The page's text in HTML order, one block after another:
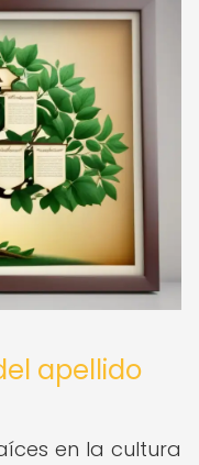
apellido
en la cultura